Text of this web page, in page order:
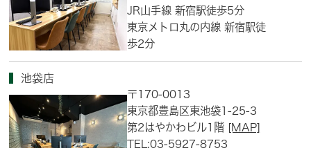
JR山手線 新宿駅徒歩5分
東京メトロ丸の内線 新宿駅徒
歩2分
池袋店
〒170-0013
東京都豊島区東池袋1-25-3
第2はやかわビル1階 [MAP]
TEL:03-5927-8753